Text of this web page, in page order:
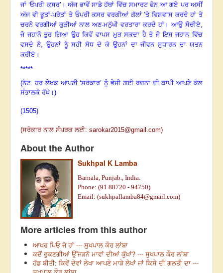
ਜਾਂ ‘ਓਪਰੀ ਕਸਰ’ ।ਅੱਜ ਭਾਵੇਂ ਸਾਡੇ ਹੱਥਾਂ ਵਿੱਚ ਸਮਾਰਟ ਫੋਨ ਆ ਗਏ ਪਰ ਅਸੀਂ
ਅੱਜ ਵੀ ਭੂਤਾਂ-ਪਰੇਤਾਂ ਤੇ ਓਪਰੀ ਕਸਰ ਵਰਗੀਆਂ ਗੱਲਾਂ ’ਤੇ ਵਿਸ਼ਵਾਸ ਕਰਦੇ ਹਾਂ ਤੇ
ਚਰਨੋ ਵਰਗੀਆਂ ਕੁੜੀਆਂ ਨਾਲ ਅਣ-ਮਨੁੱਖੀ ਵਰਤਾਰਾ ਕਰਦੇ ਹਾਂ । ਆਉ ਸੋਚੀਏ,
ਜੋ ਜਹਾਨੋ ਤੁਰ ਗਿਆ ਉਹ ਕਿਵੇਂ ਵਾਪਸ ਮੁੜ ਸਕਦਾ ਹੈ ਤੇ ਜੋ ਇਸ ਜਹਾਨ ਵਿੱਚ
ਵਸਦੇ ਨੇ, ਉਹਨਾਂ ਨੂੰ ਸਹੀ ਸੇਧ ਦੇ ਕੇ ਉਹਨਾਂ ਦਾ ਜੀਵਨ ਸੁਧਾਰਨ ਦਾ ਯਤਨ
ਕਰੀਏ ।
*****
(ਨੋਟ: ਹਰ ਲੇਖਕ ਆਪਣੀ ‘ਸਰੋਕਾਰ’ ਨੂੰ ਭੇਜੀ ਗਈ ਰਚਨਾ ਦੀ ਕਾਪੀ ਆਪਣੇ ਕੋਲ
ਸੰਭਾਲਕੇ ਰੱਖੇ।)
(1505)
(ਸਰੋਕਾਰ ਨਾਲ ਸੰਪਰਕ ਲਈ: sarokar2015@gmail.com)
About the Author
Sukhpal K Lamba
Barnala, Punjab., India.
Phone: (91 88720 - 94750)
Email: (sukhpallamba84@gmail.com)
More articles from this author
ਆਖਰ ਪਿਓ ਜੋ ਹਾਂ --- ਸੁਖਪਾਲ ਕੌਰ ਲਾਂਬਾ
ਕਦੋਂ ਰੁਕਣਗੀਆਂ ਉੱਜੜਨੋ ਮਾਵਾਂ ਦੀਆਂ ਕੁੱਖਾਂ? --- ਸੁਖਪਾਲ ਕੌਰ ਲਾਂਬਾ
ਹੱਡ ਬੀਤੀ: ਕਿਵੇਂ ਦੇਵਾਂ ਲੇਖਾ ਆਪਣੇ ਮਾੜੇ ਲੇਖਾਂ ਜਾਂ ਕਿਸੇ ਦੀ ਗਲਤੀ ਦਾ ---